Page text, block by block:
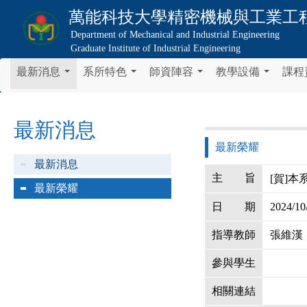
萬能科技大學精密機械與工業工
Department of Mechanical and Industrial Engineering
Graduate Institute of Industrial Engineering
最新消息 系所特色 師資陣容 教學設備 課程
最新消息
最新消息
最新榮耀
最新榮耀
主 旨 [賀]本
日 期 2024/
指導教師 張維漢
參與學生
相關連結